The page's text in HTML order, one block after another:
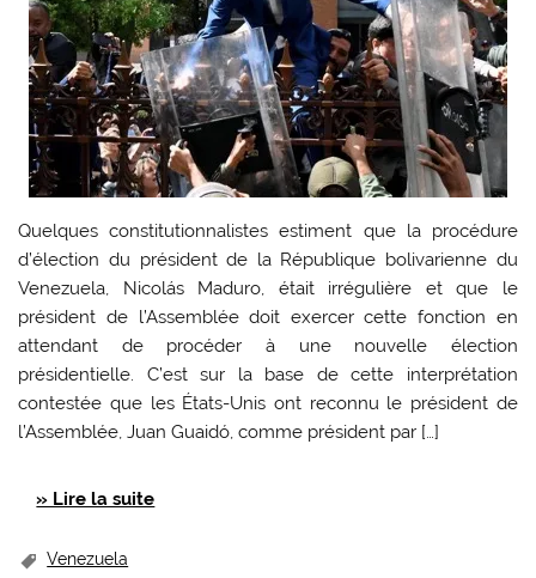
Quelques constitutionnalistes estiment que la procédure
d’élection du président de la République bolivarienne du
Venezuela, Nicolás Maduro, était irrégulière et que le
président de l’Assemblée doit exercer cette fonction en
attendant de procéder à une nouvelle élection
présidentielle. C’est sur la base de cette interprétation
contestée que les États-Unis ont reconnu le président de
l’Assemblée, Juan Guaidó, comme président par […]
» Lire la suite
Venezuela